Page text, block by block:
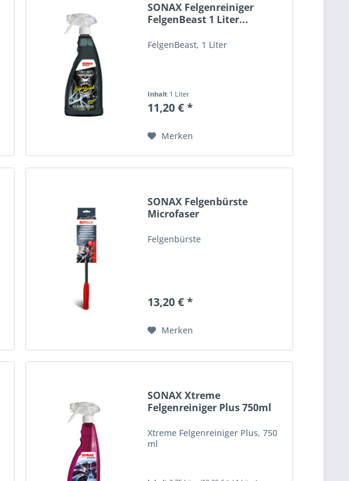
SONAX Felgenreiniger
FelgenBeast 1 Liter...
FelgenBeast, 1 Liter
Inhalt 1 Liter
11,20 € *
Merken
SONAX Felgenbürste
Microfaser
Felgenbürste
13,20 € *
Merken
SONAX Xtreme
Felgenreiniger Plus 750ml
Xtreme Felgenreiniger Plus, 750
ml